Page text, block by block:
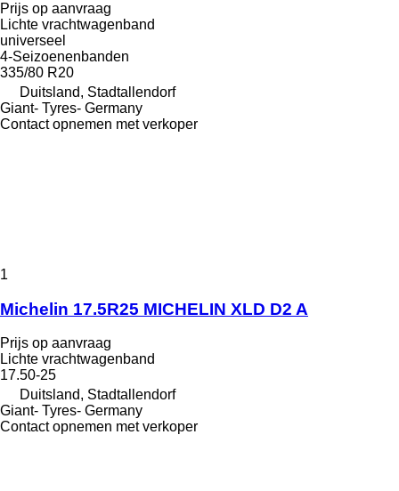
Prijs op aanvraag
Lichte vrachtwagenband
universeel
4-Seizoenenbanden
335/80 R20
Duitsland, Stadtallendorf
Giant- Tyres- Germany
Contact opnemen met verkoper
1
Michelin 17.5R25 MICHELIN XLD D2 A
Prijs op aanvraag
Lichte vrachtwagenband
17.50-25
Duitsland, Stadtallendorf
Giant- Tyres- Germany
Contact opnemen met verkoper